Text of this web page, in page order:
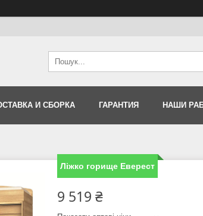
И СБОРКА ГАРАНТИЯ НАШИ
Ліжко горище Еверест
9 519 ₴